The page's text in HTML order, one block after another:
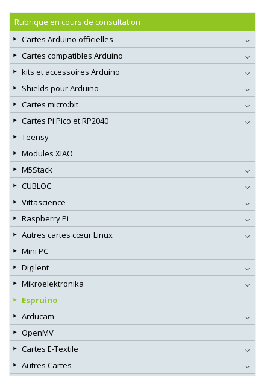
Rubrique en cours de consultation
Cartes Arduino officielles
Cartes compatibles Arduino
kits et accessoires Arduino
Shields pour Arduino
Cartes micro:bit
Cartes Pi Pico et RP2040
Teensy
Modules XIAO
M5Stack
CUBLOC
Vittascience
Raspberry Pi
Autres cartes cœur Linux
Mini PC
Digilent
Mikroelektronika
Espruino
Arducam
OpenMV
Cartes E-Textile
Autres Cartes